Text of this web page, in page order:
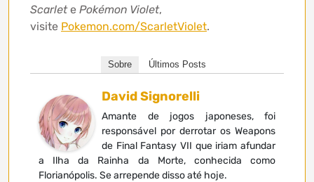
Scarlete Pokémon Violet,
visite Pokemon.com/ScarletViolet.
Sobre Últimos Posts
David Signorelli
Amante de jogos japoneses, foi
responsável por derrotar os Weapons
de Final Fantasy VII que iriam afundar
a Ilha da Rainha da Morte, conhecida como
Florianópolis. Se arrepende disso até hoje.